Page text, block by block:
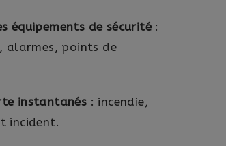
équipements de sécurité:
alarmes, points de
instantanés : incendie,
incident.